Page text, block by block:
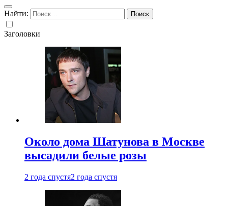
Найти:
Заголовки
Около дома Шатунова в Москве
высадили белые розы
2 года спустя2 года спустя